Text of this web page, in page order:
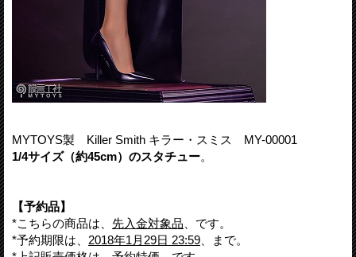
MYTOYS製 Killer Smith キラー・スミス MY-00001
1/4サイズ（約45cm）のスタチュー。
【予約品】
*こちらの商品は、 先入金対象品 、です。
*予約期限は、 2018年1月29日 23:59 、まで。